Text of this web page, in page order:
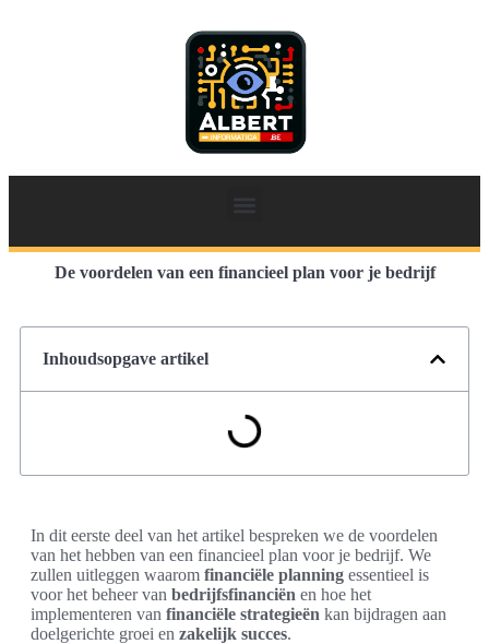
De voordelen van een financieel plan voor je bedrijf
Inhoudsopgave artikel
In dit eerste deel van het artikel bespreken we de voordelen
van het hebben van een financieel plan voor je bedrijf. We
zullen uitleggen waarom financiële planning essentieel is
voor het beheer van bedrijfsfinanciën en hoe het
implementeren van financiële strategieën kan bijdragen aan
doelgerichte groei en zakelijk succes.